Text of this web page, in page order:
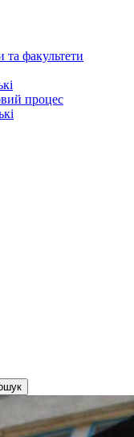
та факультети
процес